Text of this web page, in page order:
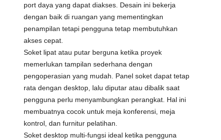
port daya yang dapat diakses. Desain ini bekerja
dengan baik di ruangan yang mementingkan
penampilan tetapi pengguna tetap membutuhkan
akses cepat.
Soket lipat atau putar berguna ketika proyek
memerlukan tampilan sederhana dengan
pengoperasian yang mudah. Panel soket dapat tetap
rata dengan desktop, lalu diputar atau dibalik saat
pengguna perlu menyambungkan perangkat. Hal ini
membuatnya cocok untuk meja konferensi, meja
kontrol, dan furnitur pelatihan.
Soket desktop multi-fungsi ideal ketika pengguna